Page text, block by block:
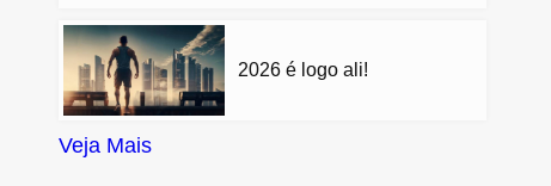
2026 é logo ali!
Veja Mais